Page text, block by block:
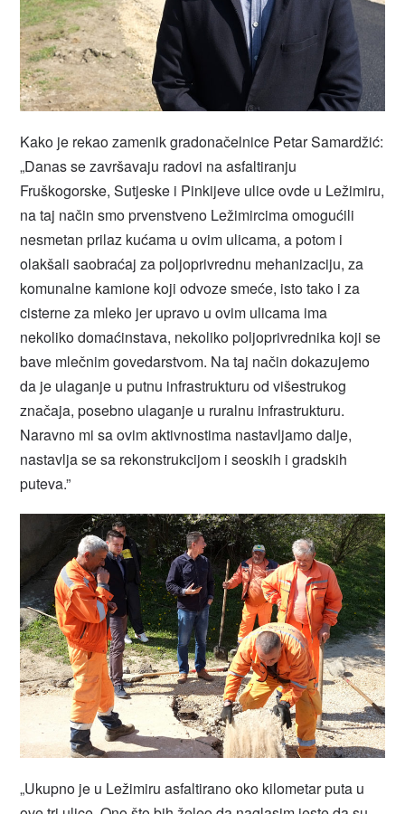
Kako je rekao zamenik gradonačelnice Petar Samardžić:
„Danas se završavaju radovi na asfaltiranju
Fruškogorske, Sutjeske i Pinkijeve ulice ovde u Ležimiru,
na taj način smo prvenstveno Ležimircima omogućili
nesmetan prilaz kućama u ovim ulicama, a potom i
olakšali saobraćaj za poljoprivrednu mehanizaciju, za
komunalne kamione koji odvoze smeće, isto tako i za
cisterne za mleko jer upravo u ovim ulicama ima
nekoliko domaćinstava, nekoliko poljoprivrednika koji se
bave mlečnim govedarstvom. Na taj način dokazujemo
da je ulaganje u putnu infrastrukturu od višestrukog
značaja, posebno ulaganje u ruralnu infrastrukturu.
Naravno mi sa ovim aktivnostima nastavljamo dalje,
nastavlja se sa rekonstrukcijom i seoskih i gradskih
puteva.”
„Ukupno je u Ležimiru asfaltirano oko kilometar puta u